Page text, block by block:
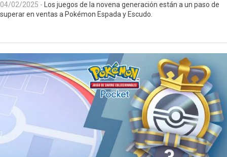
04/02/2025 -
Los juegos de la novena generación están a un paso de
superar en ventas a Pokémon Espada y Escudo.